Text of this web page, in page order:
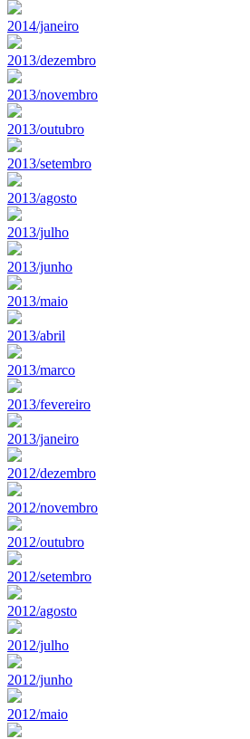
2014/janeiro
2013/dezembro
2013/novembro
2013/outubro
2013/setembro
2013/agosto
2013/julho
2013/junho
2013/maio
2013/abril
2013/marco
2013/fevereiro
2013/janeiro
2012/dezembro
2012/novembro
2012/outubro
2012/setembro
2012/agosto
2012/julho
2012/junho
2012/maio